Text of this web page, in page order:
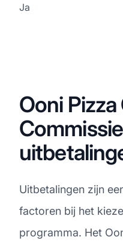
Ja
Ooni
Uitbetalingen zijn
factoren bij het
programma. Het